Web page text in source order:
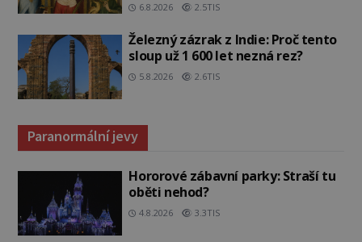
6.8.2026 2.5TIS
Železný zázrak z Indie: Proč tento
sloup už 1 600 let nezná rez?
5.8.2026 2.6TIS
Paranormální jevy
Hororové zábavní parky: Straší tu
oběti nehod?
4.8.2026 3.3TIS